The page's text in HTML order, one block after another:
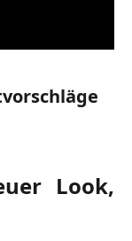
Look,